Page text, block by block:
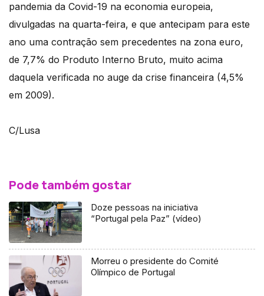
pandemia da Covid-19 na economia europeia,
divulgadas na quarta-feira, e que antecipam para este
ano uma contração sem precedentes na zona euro,
de 7,7% do Produto Interno Bruto, muito acima
daquela verificada no auge da crise financeira (4,5%
em 2009).
C/Lusa
Pode também gostar
Doze pessoas na iniciativa
“Portugal pela Paz” (vídeo)
Morreu o presidente do Comité
Olímpico de Portugal